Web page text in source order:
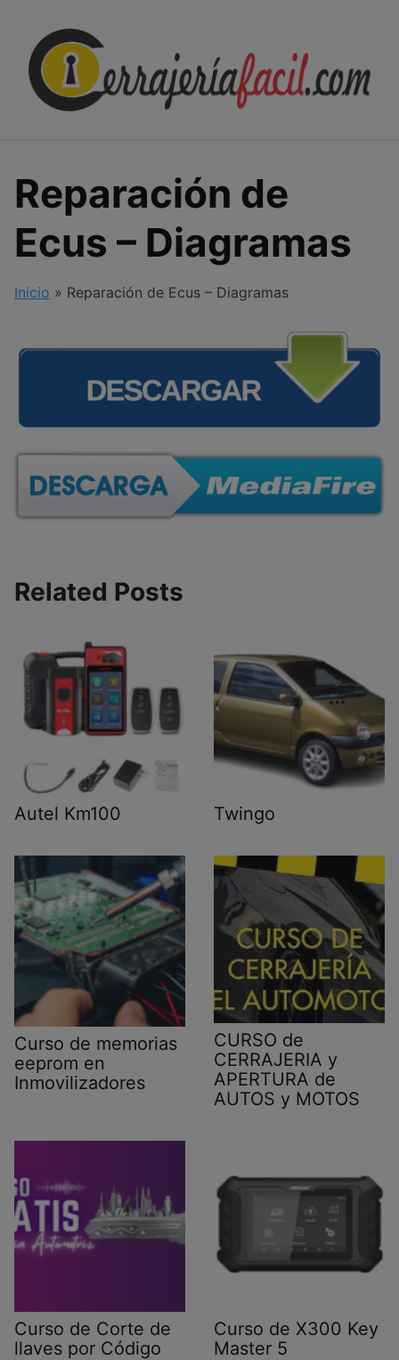
content
Reparación de
Ecus – Diagramas
Inicio » Reparación de Ecus – Diagramas
Related Posts
Autel Km100 Twingo
Curso de memorias
eeprom en
Inmovilizadores
CURSO de
CERRAJERIA y
APERTURA de
AUTOS y MOTOS
Curso de Corte de
llaves por Código
Curso de X300 Key
Master 5